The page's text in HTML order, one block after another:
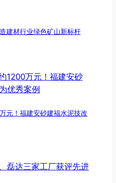
建材行业绿色矿山新标杆
元！福建安砂建福水泥技改